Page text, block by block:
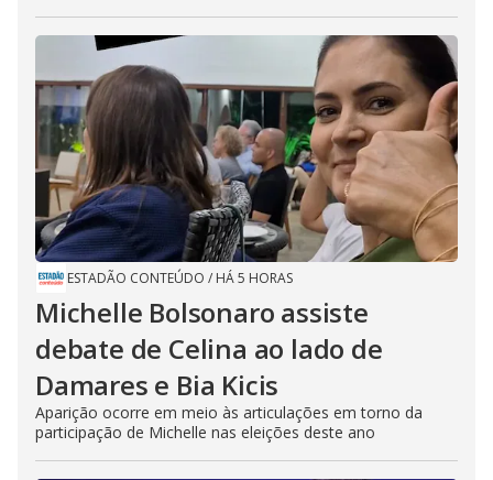
ESTADÃO CONTEÚDO / HÁ 5 HORAS
Michelle Bolsonaro assiste
debate de Celina ao lado de
Damares e Bia Kicis
Aparição ocorre em meio às articulações em torno da
participação de Michelle nas eleições deste ano